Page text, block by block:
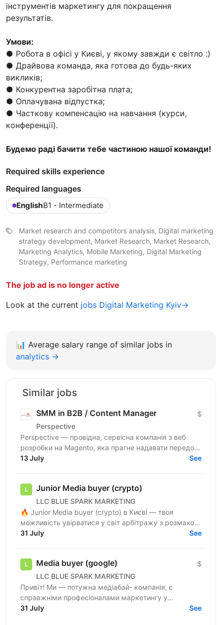
інструментів маркетингу для покращення
результатів.
Умови:
● Робота в офісі у Києві, у якому завжди є світло :)
● Драйвова команда, яка готова до будь-яких
викликів;
● Конкурентна заробітна плата;
● Оплачувана відпустка;
● Часткову компенсацію на навчання (курси,
конференції).
Будемо раді бачити тебе частиною нашої команди!
Required skills experience
Required languages
EnglishB1 - Intermediate
Market research and competitors analysis, Digital marketing
strategy development, Market Research‍, Market Research,
Marketing Analytics, Mobile Marketing, Digital Marketing
Strategy, Performance marketing
The job ad is no longer active
Look at the current jobs Digital Marketing Kyiv→
📊 Average salary range of similar jobs in
analytics →
Similar jobs
SMM in B2B / Content Manager
Perspective
$
Perspective — провідна, сервісна компанія з веб
розробки на Magento, яка прагне надавати передові
рішення для наших e-commerce клієнтів у всьому
13 July See
Junior Media buyer (crypto)
LLC BLUE SPARK MARKETING
🔥 Junior Media buyer (crypto) в Києві — твоя
можливість увірватися у світ арбітражу з розмахом!
🔥 Що в нас є? 📍 Офіс у Києві — стильний і
31 July See
Media buyer (google)
LLC BLUE SPARK MARKETING
$
Привіт! Ми — потужна медіабай- компанія, є
справжніми професіоналами маркетингу у
вертикалі Crypto. У нас відкрита вакансія media
31 July See